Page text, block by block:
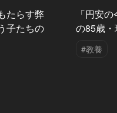
たらす弊
子たちの
「円安
の85歳
#教養